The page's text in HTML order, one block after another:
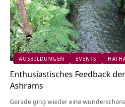
AUSBILDUNGEN EVENTS
Enthusiastisches Feedback
Ashrams
Gerade ging wieder eine